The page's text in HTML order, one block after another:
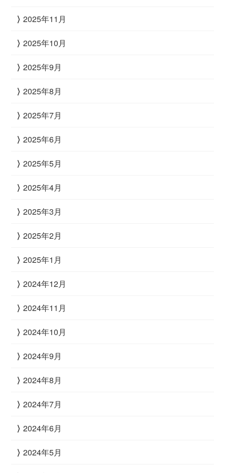
2025年11月
2025年10月
2025年9月
2025年8月
2025年7月
2025年6月
2025年5月
2025年4月
2025年3月
2025年2月
2025年1月
2024年12月
2024年11月
2024年10月
2024年9月
2024年8月
2024年7月
2024年6月
2024年5月